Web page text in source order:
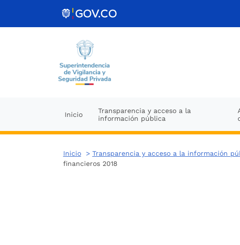
Inicio
Transparencia y acceso a la
información pública
Inicio> Transparencia y acceso a la información
financieros 2018